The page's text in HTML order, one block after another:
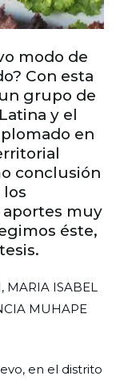
modo de
Con esta
grupo de
y el
en
conclusión
muy
éste,
MARIA ISABEL
MUHAPE
en el distrito